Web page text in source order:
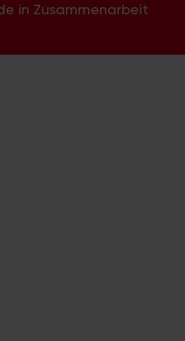
in Zusammenarbeit